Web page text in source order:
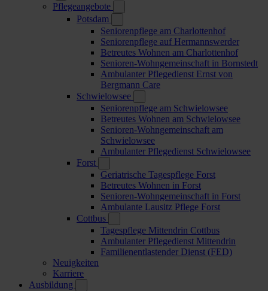
Pflegeangebote
Potsdam
Seniorenpflege am Charlottenhof
Seniorenpflege auf Hermannswerder
Betreutes Wohnen am Charlottenhof
Senioren-Wohngemeinschaft in Bornstedt
Ambulanter Pflegedienst Ernst von
Bergmann Care
Schwielowsee
Seniorenpflege am Schwielowsee
Betreutes Wohnen am Schwielowsee
Senioren-Wohngemeinschaft am
Schwielowsee
Ambulanter Pflegedienst Schwielowsee
Forst
Geriatrische Tagespflege Forst
Betreutes Wohnen in Forst
Senioren-Wohngemeinschaft in Forst
Ambulante Lausitz Pflege Forst
Cottbus
Tagespflege Mittendrin Cottbus
Ambulanter Pflegedienst Mittendrin
Familienentlastender Dienst (FED)
Neuigkeiten
Karriere
Ausbildung